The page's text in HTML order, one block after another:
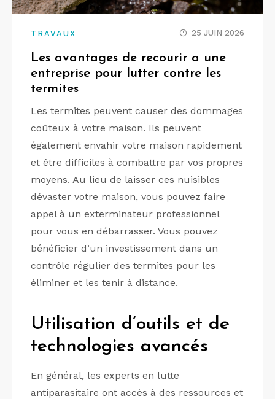
TRAVAUX 25 JUIN 2026
Les avantages de recourir a une
entreprise pour lutter contre les
termites
Les termites peuvent causer des dommages
coûteux à votre maison. Ils peuvent
également envahir votre maison rapidement
et être difficiles à combattre par vos propres
moyens. Au lieu de laisser ces nuisibles
dévaster votre maison, vous pouvez faire
appel à un exterminateur professionnel
pour vous en débarrasser. Vous pouvez
bénéficier d’un investissement dans un
contrôle régulier des termites pour les
éliminer et les tenir à distance.
Utilisation d’outils et de
technologies avancés
En général, les experts en lutte
antiparasitaire ont accès à des ressources et